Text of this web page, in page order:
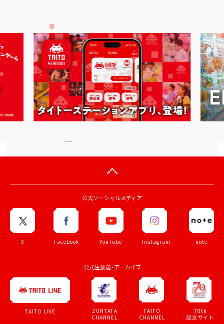
公式ソーシャルメディア
X Facebook YouTube Instagram note
公式生放送・アーカイブ
TAITO LIVE
ZUNTATA
CHANNEL
TAITO
CHANNEL
70th
記念サイト